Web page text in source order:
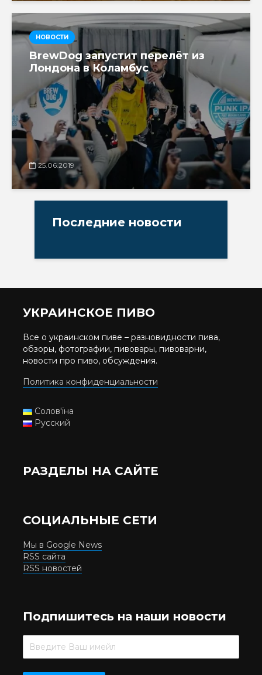
НОВОСТИ
BrewDog запустит перелёт из
Лондона в Коламбус
25.06.2019
Последние новости
УКРАИНСКОЕ ПИВО
Все о украинском пиве – разновидности пива,
обзоры, фотографии, пивовары, пивоварни,
новости про пиво, обсуждения.
Политика конфиденциальности
Солов'їна
Русский
РАЗДЕЛЫ НА САЙТЕ
СОЦИАЛЬНЫЕ СЕТИ
Мы в Google News
RSS сайта
RSS новостей
Подпишитесь на наши новости